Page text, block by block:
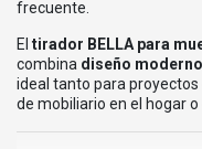
frecuente.
El tirador BELLA para
combina diseño
ideal tanto para
de mobiliario en el hogar